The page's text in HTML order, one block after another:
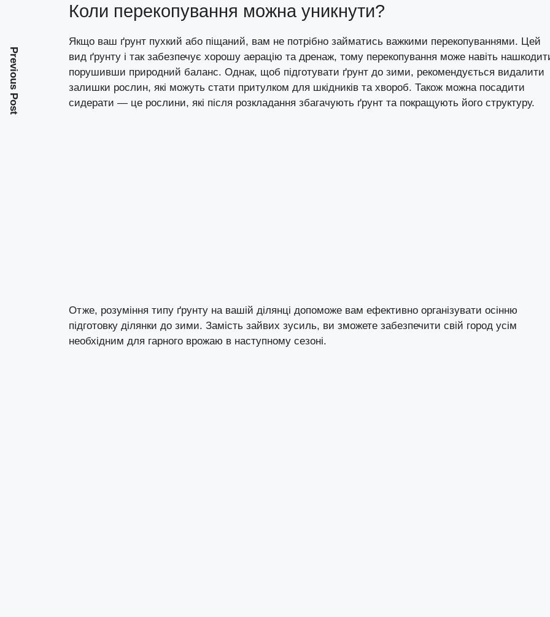
Коли перекопування можна уникнути?
Якщо ваш ґрунт пухкий або піщаний, вам не потрібно займатись важкими перекопуваннями. Цей
вид ґрунту і так забезпечує хорошу аерацію та дренаж, тому перекопування може навіть
порушивши природний баланс. Однак, щоб підготувати ґрунт до зими, рекомендується видалити
залишки рослин, які можуть стати притулком для шкідників та хвороб. Також можна посадити
сидерати — це рослини, які після розкладання збагачують ґрунт та покращують його структуру.
Отже, розуміння типу ґрунту на вашій ділянці допоможе вам ефективно організувати осінню
підготовку ділянки до зими. Замість зайвих зусиль, ви зможете забезпечити свій город усім
необхідним для гарного врожаю в наступному сезоні.
Previous Post